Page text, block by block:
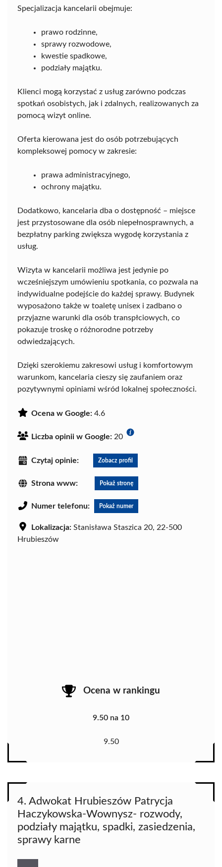
Specjalizacja kancelarii obejmuje:
prawo rodzinne,
sprawy rozwodowe,
kwestie spadkowe,
podziały majątku.
Klienci mogą korzystać z usług zarówno podczas
spotkań osobistych, jak i zdalnych, realizowanych za
pomocą wizyt online.
Oferta kierowana jest do osób potrzebujących
kompleksowej pomocy w zakresie:
prawa administracyjnego,
ochrony majątku.
Dodatkowo, kancelaria dba o dostępność – miejsce
jest przystosowane dla osób niepełnosprawnych, a
bezpłatny parking zwiększa wygodę korzystania z
usług.
Wizyta w kancelarii możliwa jest jedynie po
wcześniejszym umówieniu spotkania, co pozwala na
indywidualne podejście do każdej sprawy. Budynek
wyposażono także w toaletę unisex i zadbano o
przyjazne warunki dla osób transpłciowych, co
pokazuje troskę o różnorodne potrzeby
odwiedzających.
Dzięki szerokiemu zakresowi usług i komfortowym
warunkom, kancelaria cieszy się zaufaniem oraz
pozytywnymi opiniami wśród lokalnej społeczności.
Ocena w Google: 4.6
Liczba opinii w Google: 20
Czytaj opinie: Zobacz profil
Strona www: Pokaż stronę
Numer telefonu: Pokaż numer
Lokalizacja: Stanisława Staszica 20, 22-500
Hrubieszów
Ocena w rankingu
9.50 na 10
9.50
4. Adwokat Hrubieszów Patrycja
Haczykowska-Wownysz- rozwody,
podziały majątku, spadki, zasiedzenia,
sprawy karne